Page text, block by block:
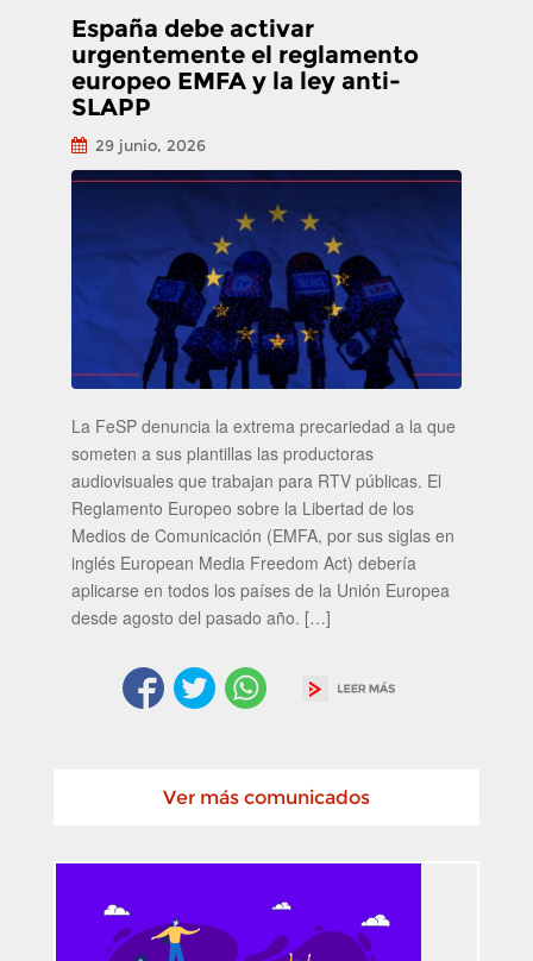
España debe activar
urgentemente el reglamento
europeo EMFA y la ley anti-
SLAPP
29 junio, 2026
La FeSP denuncia la extrema precariedad a la que
someten a sus plantillas las productoras
audiovisuales que trabajan para RTV públicas. El
Reglamento Europeo sobre la Libertad de los
Medios de Comunicación (EMFA, por sus siglas en
inglés European Media Freedom Act) debería
aplicarse en todos los países de la Unión Europea
desde agosto del pasado año. […]
Ver más comunicados